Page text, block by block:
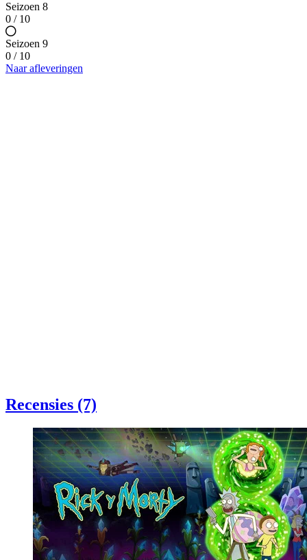
Seizoen 8
0 / 10
Seizoen 9
0 / 10
Naar afleveringen
Recensies (7)